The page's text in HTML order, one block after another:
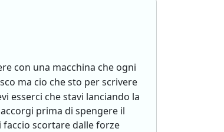
con una macchina che ogni
ma cio che sto per scrivere
esserci che stavi lanciando la
prima di spengere il
scortare dalle forze